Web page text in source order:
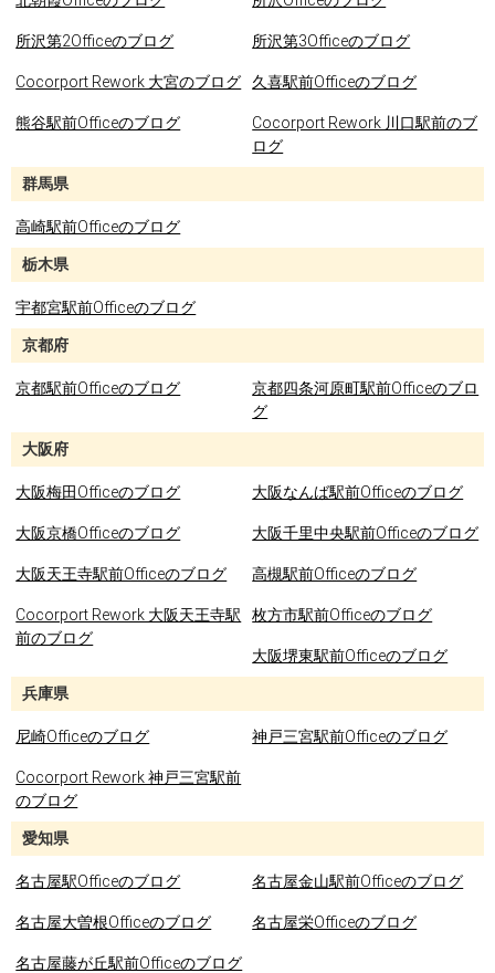
所沢第2Officeのブログ 所沢第3Officeのブログ
Cocorport Rework 大宮のブログ 久喜駅前Officeのブログ
熊谷駅前Officeのブログ
Cocorport Rework 川口駅前のブ
ログ
群馬県
高崎駅前Officeのブログ
栃木県
宇都宮駅前Officeのブログ
京都府
京都駅前Officeのブログ
京都四条河原町駅前Officeのブロ
グ
大阪府
大阪梅田Officeのブログ 大阪なんば駅前Officeのブログ
大阪京橋Officeのブログ 大阪千里中央駅前Officeのブログ
大阪天王寺駅前Officeのブログ 高槻駅前Officeのブログ
Cocorport Rework 大阪天王寺駅
前のブログ
枚方市駅前Officeのブログ
大阪堺東駅前Officeのブログ
兵庫県
尼崎Officeのブログ 神戸三宮駅前Officeのブログ
Cocorport Rework 神戸三宮駅前
のブログ
愛知県
名古屋駅Officeのブログ 名古屋金山駅前Officeのブログ
名古屋大曽根Officeのブログ 名古屋栄Officeのブログ
名古屋藤が丘駅前Officeのブログ